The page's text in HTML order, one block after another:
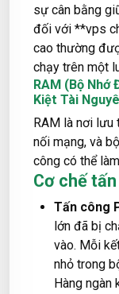
sự cân bằng
đối với **vps
cao thường
chạy trên một
RAM (Bộ Nhớ
Kiệt Tài
RAM là nơi lưu
nối mạng, và
công có thể
Cơ chế
Tấn công
lớn đã bị
vào. Mỗi
nhỏ trong
Hàng